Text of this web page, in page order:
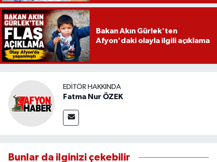
Bakan Akın Gürlek'ten
Afyon'daki olayla ilgili açıklama
EDITÖR HAKKINDA
Fatma Nur ÖZEK
Bunlar da ilginizi çekebilir